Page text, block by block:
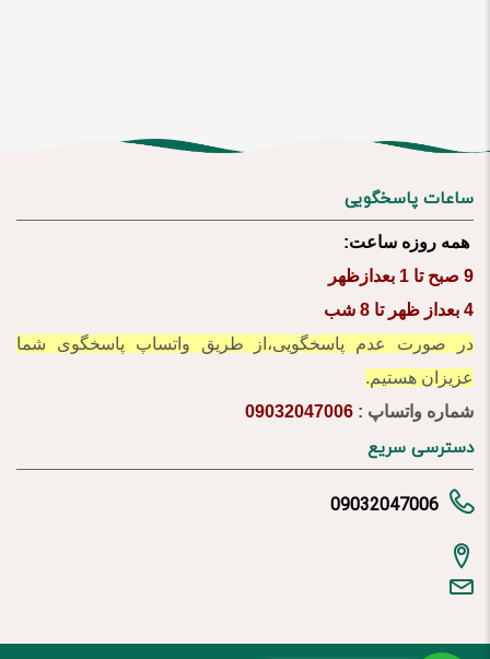
ساعات پاسخگویی
همه روزه ساعت:
9 صبح تا 1 بعدازظهر
4 بعداز ظهر تا 8 شب
در صورت عدم پاسخگویی،از طریق واتساپ پاسخگوی شما
عزیزان هستیم.
شماره واتساپ : 09032047006
دسترسی سریع
09032047006